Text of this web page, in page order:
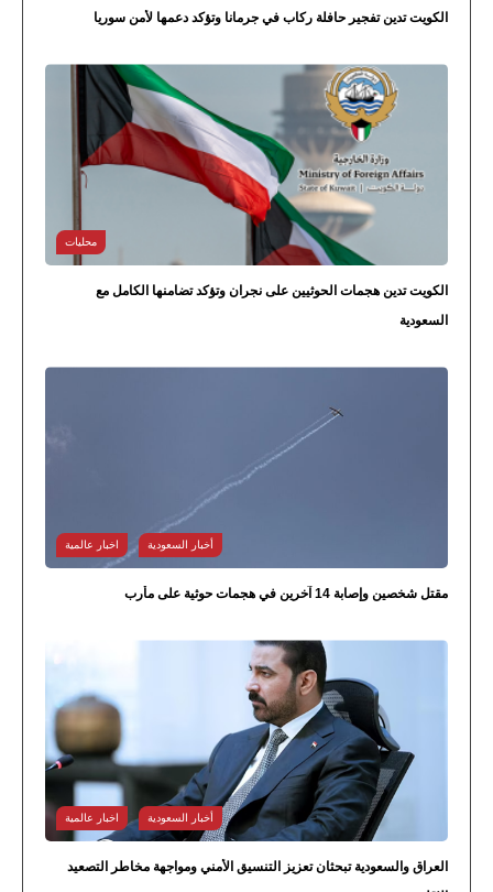
الكويت تدين تفجير حافلة ركاب في جرمانا وتؤكد دعمها لأمن سوريا
محليات
الكويت تدين هجمات الحوثيين على نجران وتؤكد تضامنها الكامل مع
السعودية
أخبار السعودية اخبار عالمية
مقتل شخصين وإصابة 14 آخرين في هجمات حوثية على مأرب
أخبار السعودية اخبار عالمية
العراق والسعودية تبحثان تعزيز التنسيق الأمني ومواجهة مخاطر التصعيد